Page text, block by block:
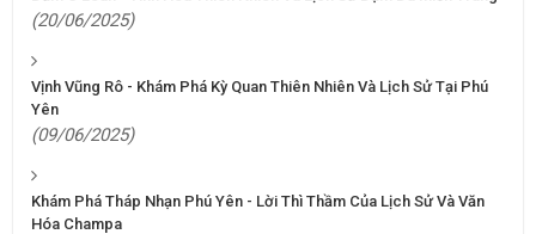
(20/06/2025)
Vịnh Vũng Rô - Khám Phá Kỳ Quan Thiên Nhiên Và Lịch Sử Tại Phú
Yên
(09/06/2025)
Khám Phá Tháp Nhạn Phú Yên - Lời Thì Thầm Của Lịch Sử Và Văn
Hóa Champa